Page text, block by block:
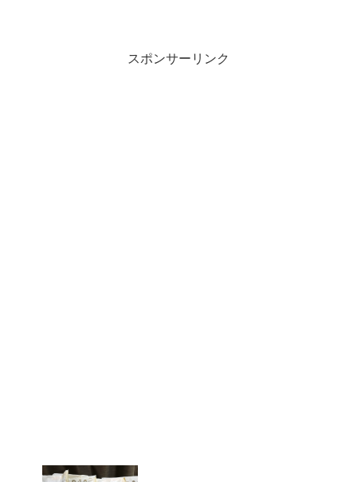
スポンサーリンク